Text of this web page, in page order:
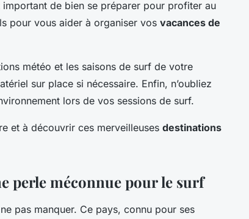
important de bien se préparer pour profiter au
pour vous aider à organiser vos vacances de
météo et les saisons de surf de votre
sur place si nécessaire. Enfin, n’oubliez
lors de vos sessions de surf.
et à découvrir ces merveilleuses destinations
perle méconnue pour le surf
pas manquer. Ce pays, connu pour ses